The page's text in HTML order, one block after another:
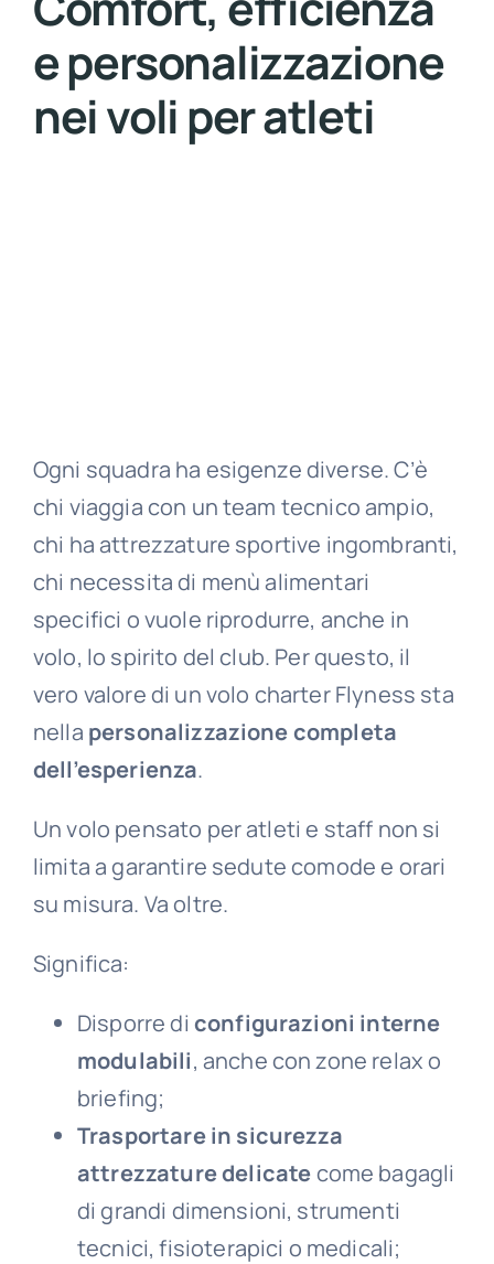
e personalizzazione
nei voli per atleti
Ogni squadra ha esigenze diverse. C’è
chi viaggia con un team tecnico ampio,
chi ha attrezzature sportive ingombranti,
chi necessita di menù alimentari
specifici o vuole riprodurre, anche in
volo, lo spirito del club. Per questo, il
vero valore di un volo charter Flyness sta
nella personalizzazione completa
dell’esperienza.
Un volo pensato per atleti e staff non si
limita a garantire sedute comode e orari
su misura. Va oltre.
Significa:
Disporre di configurazioni interne
modulabili, anche con zone relax o
briefing;
Trasportare in sicurezza
attrezzature delicatecome bagagli
di grandi dimensioni, strumenti
tecnici, fisioterapici o medicali;